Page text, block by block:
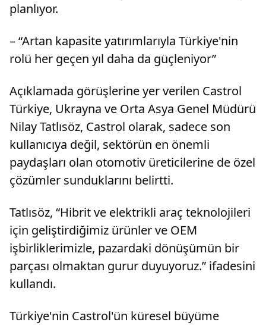
planlıyor.
– “Artan kapasite yatırımlarıyla Türkiye'nin
rolü her geçen yıl daha da güçleniyor”
Açıklamada görüşlerine yer verilen Castrol
Türkiye, Ukrayna ve Orta Asya Genel Müdürü
Nilay Tatlısöz, Castrol olarak, sadece son
kullanıcıya değil, sektörün en önemli
paydaşları olan otomotiv üreticilerine de özel
çözümler sunduklarını belirtti.
Tatlısöz, “Hibrit ve elektrikli araç teknolojileri
için geliştirdiğimiz ürünler ve OEM
işbirliklerimizle, pazardaki dönüşümün bir
parçası olmaktan gurur duyuyoruz.” ifadesini
kullandı.
Türkiye'nin Castrol'ün küresel büyüme